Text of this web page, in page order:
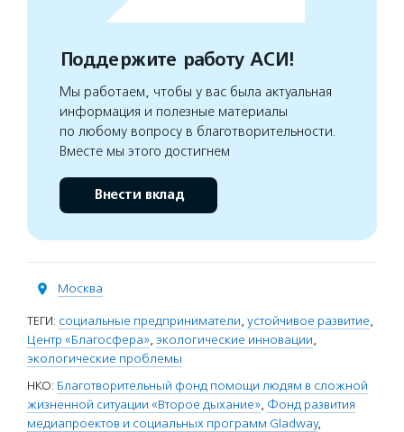
Поддержите работу АСИ!
Мы работаем, чтобы у вас была актуальная
информация и полезные материалы
по любому вопросу в благотворительности.
Вместе мы этого достигнем
Внести вклад
Москва
ТЕГИ: социальные предприниматели, устойчивое развитие,
Центр «Благосфера», экологические инновации,
экологические проблемы
НКО: Благотворительный фонд помощи людям в сложной
жизненной ситуации «Второе дыхание», Фонд развития
медиапроектов и социальных программ Gladway,